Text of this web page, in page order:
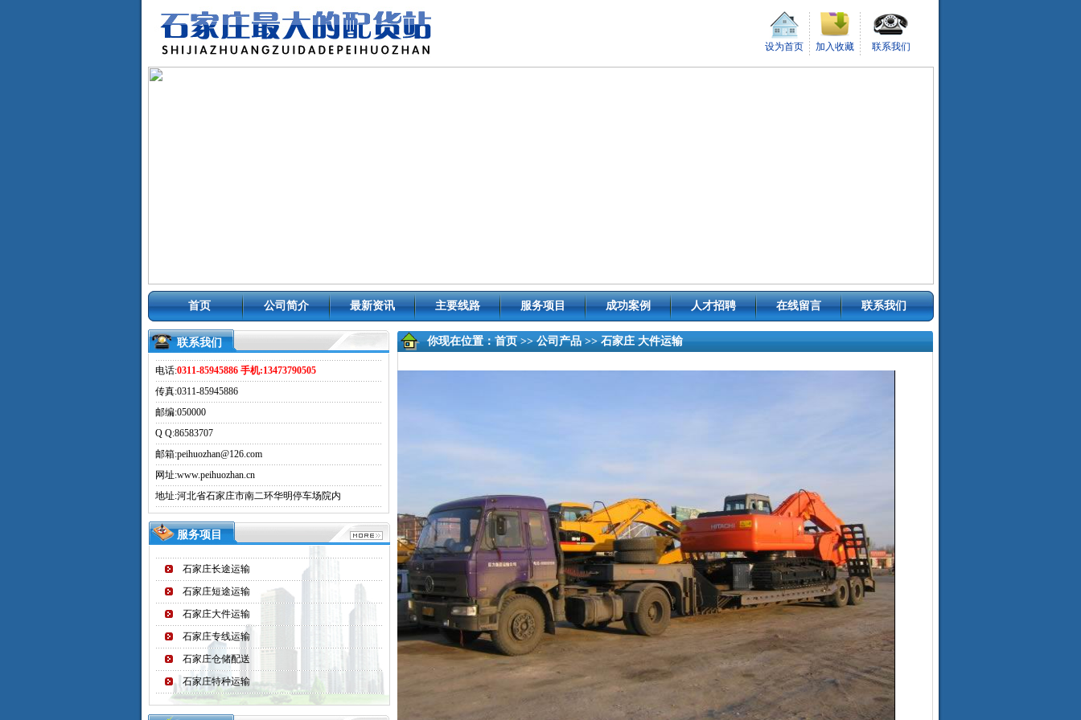
设为首页 加入收藏 联系我们
首页 公司简介 最新资讯 主要线路 服务项目 成功案例 人才招聘 在线留言 联系我们
联系我们
电话:0311-85945886 手机:13473790505
传真:0311-85945886
邮编:050000
Q Q:86583707
邮箱:peihuozhan@126.com
网址:www.peihuozhan.cn
地址:河北省石家庄市南二环华明停车场院内
服务项目
石家庄长途运输
石家庄短途运输
石家庄大件运输
石家庄专线运输
石家庄仓储配送
石家庄特种运输
你现在位置：首页>>公司产品>> 石家庄 大件运输